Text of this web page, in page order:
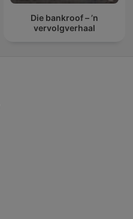
Die bankroof – ’n
vervolgverhaal